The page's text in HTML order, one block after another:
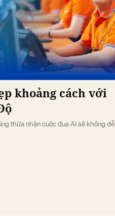
khoảng cách với
thừa nhận cuộc đua AI sẽ không dễ